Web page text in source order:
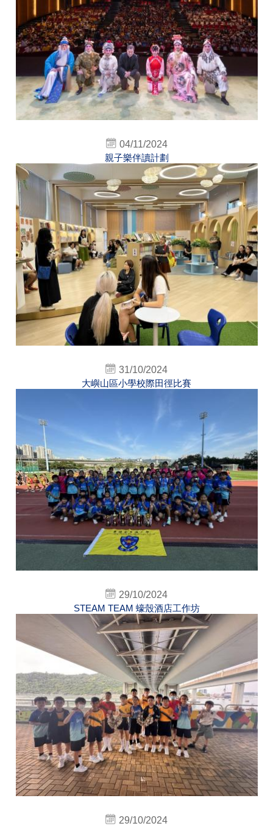
04/11/2024
親子樂伴讀計劃
31/10/2024
大嶼山區小學校際田徑比賽
29/10/2024
STEAM TEAM 蠔殼酒店工作坊
29/10/2024